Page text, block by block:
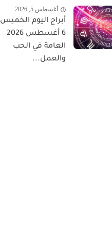
أغسطس 5, 2026
أبراج اليوم الخميس
6 أغسطس 2026
العامة في الحب
والعمل...